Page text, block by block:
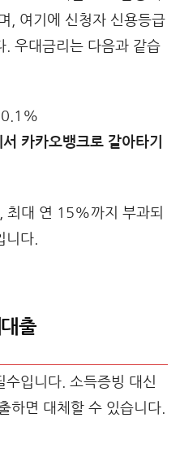
, 여기에 신청자 신용등급
. 우대금리는 다음과 같습
0.1%
카카오뱅크로 갈아타기
최대 연 15%까지 부과되
니다.
출
입니다. 소득증빙 대신
하면 대체할 수 있습니다.